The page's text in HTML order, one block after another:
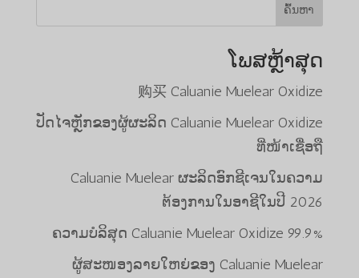
ຄົ້ນຫາ
ໂພສຫຼ້າສຸດ
购买 Caluanie Muelear Oxidize
ປັດໄຈຫຼັກຂອງຜູ້ຜະລິດ Caluanie Muelear Oxidize
ທີ່ໜ້າເຊື່ອຖື
Caluanie Muelear ຜະລິດອົກຊີເຈນໃນຄວາມ
ຕ້ອງການໃນອາຊີໃນປີ 2026
99.9% ຄວາມບໍລິສຸດ Caluanie Muelear Oxidize
ຜູ້ສະໜອງລາຍໃຫຍ່ຂອງ Caluanie Muelear